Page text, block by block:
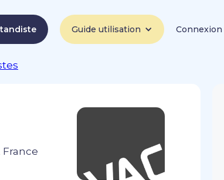
Guide utilisation Connexion
France